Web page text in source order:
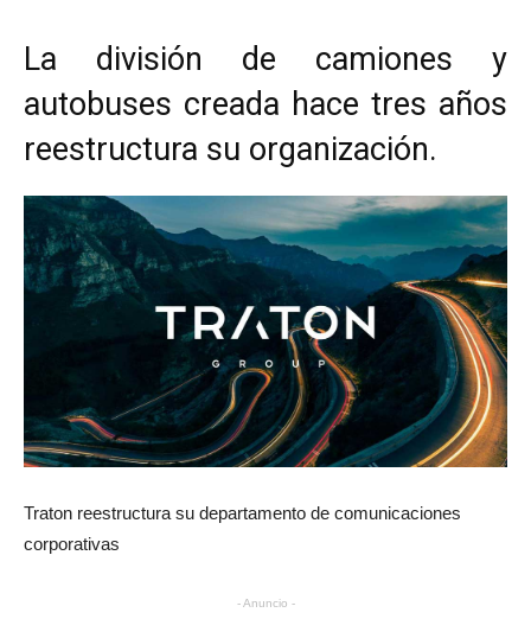
La división de camiones y
autobuses creada hace tres años
reestructura su organización.
Traton reestructura su departamento de comunicaciones
corporativas
- Anuncio -